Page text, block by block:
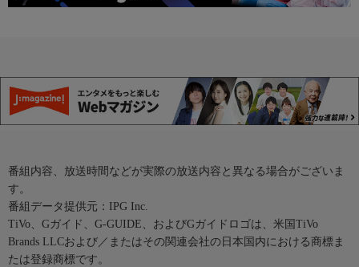
番組内容、放送時間などが実際の放送内容と異なる場合がございま
す。
番組データ提供元：IPG Inc.
TiVo、Gガイド、G-GUIDE、およびGガイドロゴは、米国TiVo
Brands LLCおよび／またはその関連会社の日本国内における商標ま
たは登録商標です。